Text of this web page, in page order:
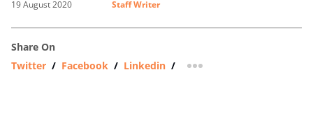
19 August 2020
Staff Writer
Share On
Twitter / Facebook / Linkedin / more sharing option